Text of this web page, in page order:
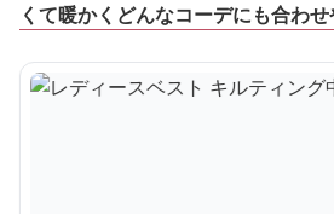
くて暖かくどんなコーデにも合わ